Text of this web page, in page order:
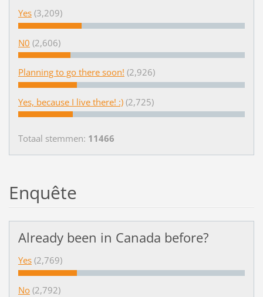
Yes (3,209)
N0 (2,606)
Planning to go there soon! (2,926)
Yes, because I live there! :) (2,725)
Totaal stemmen: 11466
Enquête
Already been in Canada before?
Yes (2,769)
No (2,792)